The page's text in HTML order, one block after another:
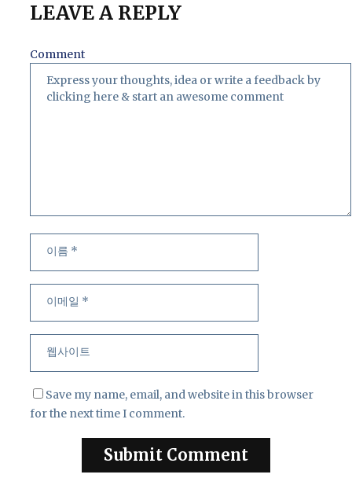
LEAVE A REPLY
Comment
Save my name, email, and website in this browser
for the next time I comment.